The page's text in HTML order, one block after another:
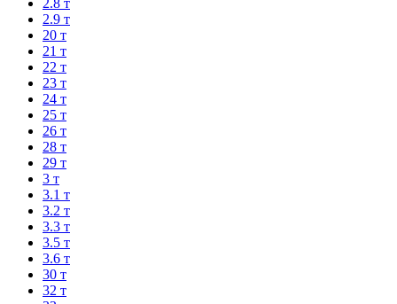
2.8 т
2.9 т
20 т
21 т
22 т
23 т
24 т
25 т
26 т
28 т
29 т
3 т
3.1 т
3.2 т
3.3 т
3.5 т
3.6 т
30 т
32 т